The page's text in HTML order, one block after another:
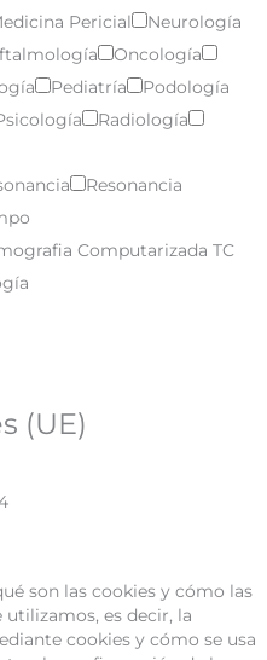
Pericial
Neurología
Oncología
Pediatría
Podología
Radiología
Resonancia
Computarizada TC
(UE)
son las cookies y cómo las
es decir, la
cookies y cómo se usa